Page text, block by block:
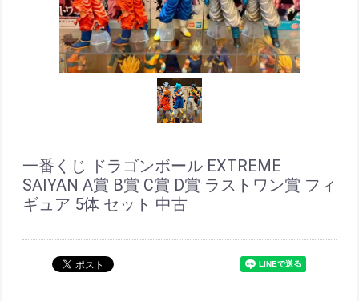
一番くじ ドラゴンボール EXTREME
SAIYAN A賞 B賞 C賞 D賞 ラストワン賞 フィ
ギュア 5体 セット 中古